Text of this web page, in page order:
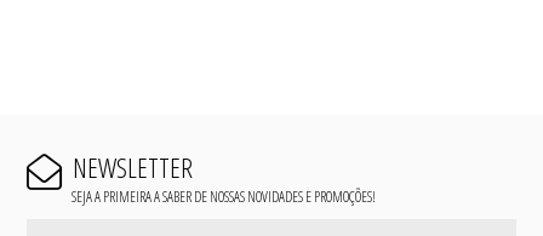
NEWSLETTER
SEJA A PRIMEIRA A SABER DE NOSSAS NOVIDADES E PROMOÇÕES!